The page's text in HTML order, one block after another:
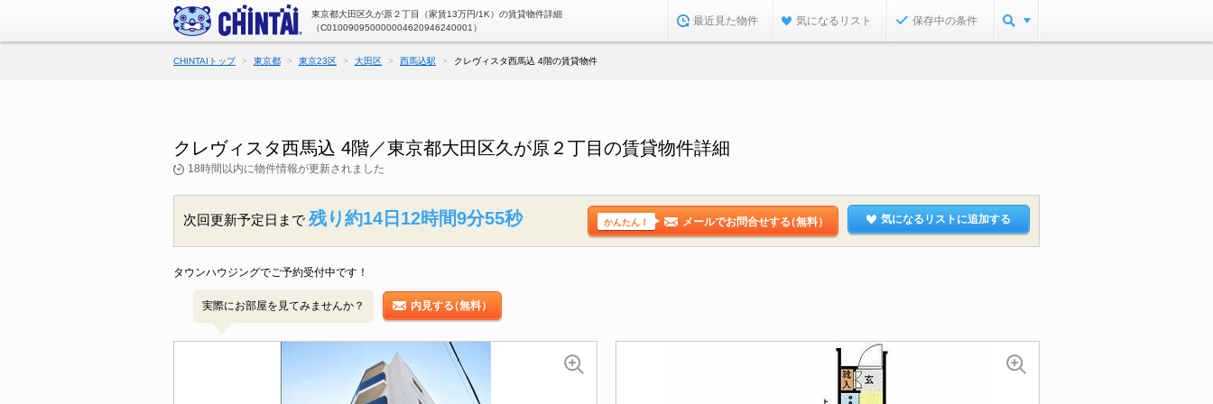
東京都大田区久が原２丁目（家賃13万円/1K）の賃貸物件詳細
（C010090950000004620946240001）
最近見た物件 気になるリスト 保存中の条件
CHINTAIトップ 東京都 東京23区 大田区 西馬込駅 クレヴィスタ西馬込 4階の賃貸物件
クレヴィスタ西馬込 4階／東京都大田区久が原２丁目の賃貸物件詳細
18時間以内に物件情報が更新されました
次回更新予定日まで 残り約14日12時間9分54秒 かんたん！ メールでお問合せする（無料） 気になるリストに追加する
タウンハウジングでご予約受付中です！
実際にお部屋を見てみませんか？ 内見する（無料）